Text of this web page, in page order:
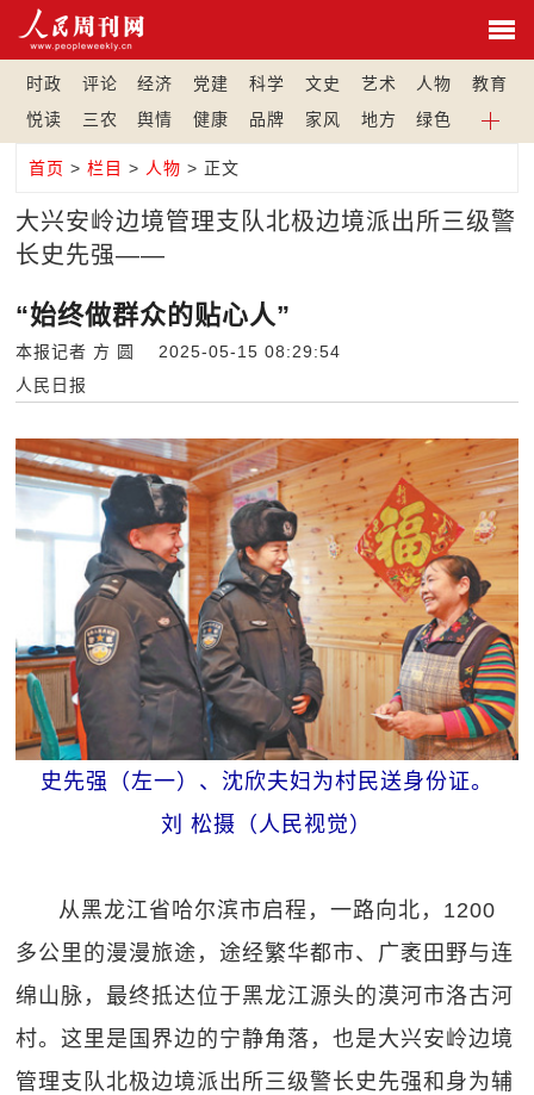
时政 评论 经济 党建 科学 文史 艺术 人物
教育
悦读
三农 舆情 健康 品牌 家风 地方 绿色
首页 >栏目 > 人物 > 正文
大兴安岭边境管理支队北极边境派出所三级警
长史先强——
“始终做群众的贴心人”
本报记者 方 圆 2025-05-15 08:29:54
人民日报
史先强（左一）、沈欣夫妇为村民送身份证。
刘 松摄（人民视觉）
从黑龙江省哈尔滨市启程，一路向北，1200
多公里的漫漫旅途，途经繁华都市、广袤田野与连
绵山脉，最终抵达位于黑龙江源头的漠河市洛古河
村。这里是国界边的宁静角落，也是大兴安岭边境
管理支队北极边境派出所三级警长史先强和身为辅